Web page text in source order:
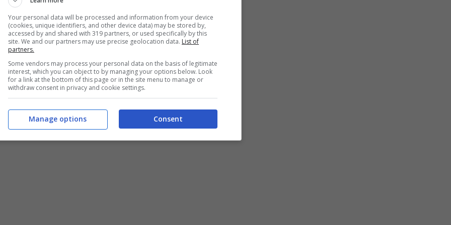
SE LI PREPARI
pastificio che nei banchi dei freschi al
di prepararli con le tue mani. Qui sotto trovi
che li puoi congelare a matassine, come le
Your personal data will be processed and information from your device
(cookies, unique identifiers, and other device data) may be stored by,
accessed by and shared with 319 partners, or used specifically by this
site. We and our partners may use precise geolocation data. List of
partners.
Some vendors may process your personal data on the basis of legitimate
interest, which you can object to by managing your options below. Look
for a link at the bottom of this page or in the site menu to manage or
withdraw consent in privacy and cookie settings.
Consent
Manage options